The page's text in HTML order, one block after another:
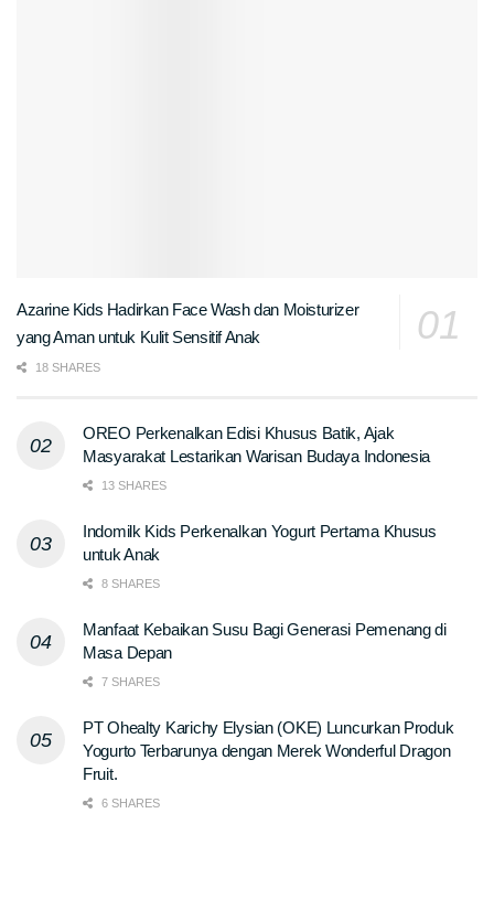
Azarine Kids Hadirkan Face Wash dan Moisturizer
yang Aman untuk Kulit Sensitif Anak
18 SHARES
OREO Perkenalkan Edisi Khusus Batik, Ajak
Masyarakat Lestarikan Warisan Budaya Indonesia
13 SHARES
Indomilk Kids Perkenalkan Yogurt Pertama Khusus
untuk Anak
8 SHARES
Manfaat Kebaikan Susu Bagi Generasi Pemenang di
Masa Depan
7 SHARES
PT Ohealty Karichy Elysian (OKE) Luncurkan Produk
Yogurto Terbarunya dengan Merek Wonderful Dragon
Fruit.
6 SHARES